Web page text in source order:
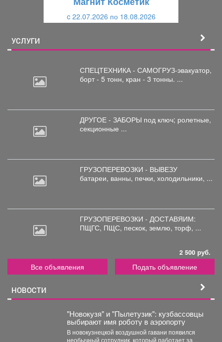
c 22.07.2026 по 18.08.2026
УСЛУГИ
СПЕЦТЕХНИКА - САМОГРУЗ-эвакуатор,
борт - 5 тонн, кран - 3 тонны. ...
ДРУГОЕ - ЗАБОРЫ под ключ; ролетные,
секционные ...
ГРУЗОПЕРЕВОЗКИ - ВЫВЕЗУ
батареи, ванны, печки, холодильники, ...
ГРУЗОПЕРЕВОЗКИ - ДОСТАВЯИМ:
ПЩГС, ПЩС, пескок, землю, торф, ...
2 500 руб.
Все объявления Подать объявление
НОВОСТИ
"Новокузя" и "Пылетузик": кузбассовцы
выбирают имя роботу в аэропорту
В новокузнецкой воздушной гавани появился
необычный сотрудник, который работает за